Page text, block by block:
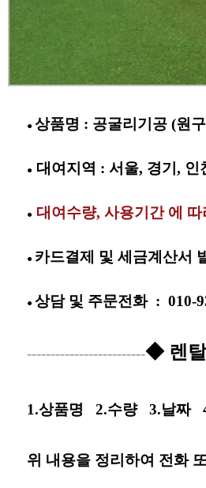
● 상품명 : 공굴리기공 (원
● 대여지역 : 서울, 경기, 인
● 대여수량, 사용기간 에
● 카드결제 및 세금계산서
● 상담 및 주문전화 : 010-
-------------------------◆ 렌
1.상품명 2.수량 3.날짜
위 내용을 정리하여 전화